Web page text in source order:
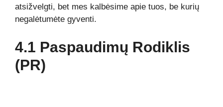
atsižvelgti, bet mes kalbėsime apie tuos, be kurių
negalėtumėte gyventi.
4.1 Paspaudimų Rodiklis
(PR)